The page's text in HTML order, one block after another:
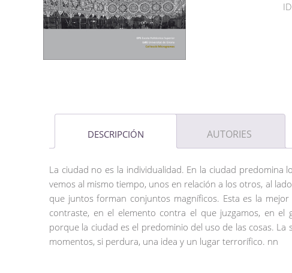
DESCRIPCIÓN AUTORIES
La ciudad no es la individualidad. En la ciudad predomina
vemos al mismo tiempo, unos en relación a los otros, al
que juntos forman conjuntos magníficos. Esta es la
contraste, en el elemento contra el que juzgamos, en
porque la ciudad es el predominio del uso de las cosas.
momentos, si perdura, una idea y un lugar terrorífico. nn